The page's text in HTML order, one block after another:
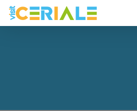
Vai
contenuto